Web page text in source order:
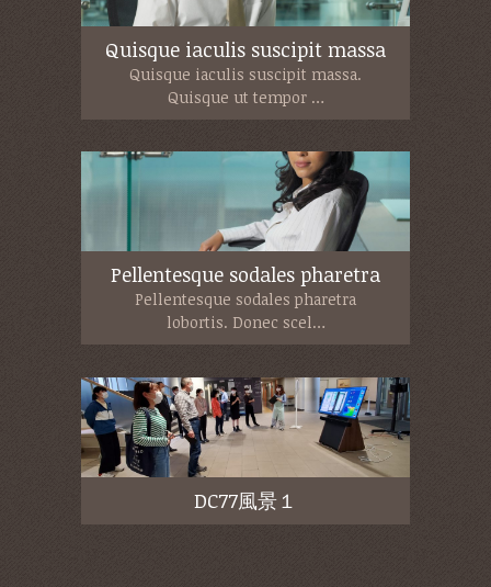
Quisque iaculis suscipit massa
Quisque iaculis suscipit massa.
Quisque ut tempor …
Pellentesque sodales pharetra
Pellentesque sodales pharetra
lobortis. Donec scel…
DC77風景１